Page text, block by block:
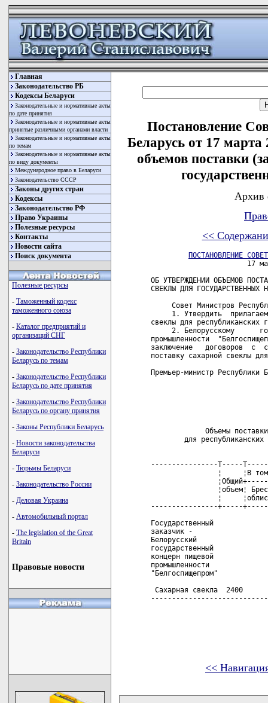
Главная
Законодательство РБ
Кодексы Беларуси
Законодательные и нормативные акты
по дате принятия
Законодательные и нормативные акты
принятые различными органами власти
Законодательные и нормативные акты
по темам
Законодательные и нормативные акты
по виду документы
Международное право в Беларуси
Законодательство СССР
Законы других стран
Кодексы
Законодательство РФ
Право Украины
Полезные ресурсы
Контакты
Новости сайта
Поиск документа
Полезные ресурсы
- Таможенный кодекс
таможенного союза
- Каталог предприятий и
организаций СНГ
- Законодательство Республики
Беларусь по темам
- Законодательство Республики
Беларусь по дате принятия
- Законодательство Республики
Беларусь по органу принятия
- Законы Республики Беларусь
- Новости законодательства
Беларуси
- Тюрьмы Беларуси
- Законодательство России
- Деловая Украина
- Автомобильный портал
- The legislation of the Great
Britain
Правовые новости
Постановление
Беларусь от 17
объемов поставки
Архив
<<
ПОСТАНОВЛЕНИЕ
17
ОБ УТВЕРЖДЕНИИ ОБЪЕМОВ
СВЕКЛЫ ДЛЯ ГОСУДАРСТВЕННЫХ
Совет Министров
1. Утвердить
свеклы для республиканских
2. Белорусскому
промышленности
заключение   договоров  с
поставку сахарной свеклы
Премьер-министр
Объемы
для республиканских
----------------T-----
¦     ¦В
¦объем¦
¦
----------------+-----
Государственный
заказчик -
Белорусский
государственный
концерн пищевой
промышленности
"Белгоспищепром"
Сахарная свекла
<<